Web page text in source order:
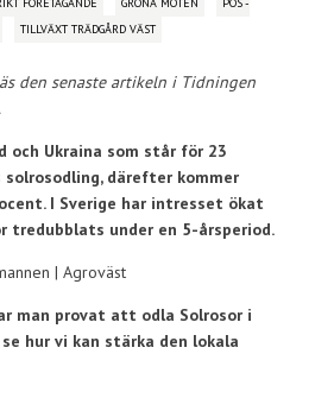
TILLVÄXT TRÄDGÅRD VÄST
den senaste artikeln i Tidningen
och Ukraina som står för 23
solrosodling, därefter kommer
I Sverige har intresset ökat
tredubblats under en 5-årsperiod.
man provat att odla Solrosor i
hur vi kan stärka den lokala